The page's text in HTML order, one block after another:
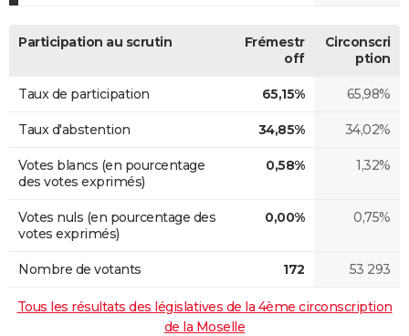
Participation au scrutin
Frémestr
off
Circonscri
ption
Taux de participation 65,15% 65,98%
Taux d'abstention 34,85% 34,02%
Votes blancs (en pourcentage
des votes exprimés)
0,58% 1,32%
Votes nuls (en pourcentage des
votes exprimés)
0,00% 0,75%
Nombre de votants 172 53 293
Tous les résultats des législatives de la 4ème circonscription
de la Moselle